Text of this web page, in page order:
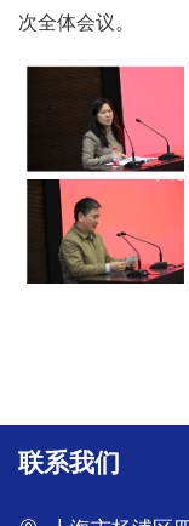
次全体会议。
联系我们